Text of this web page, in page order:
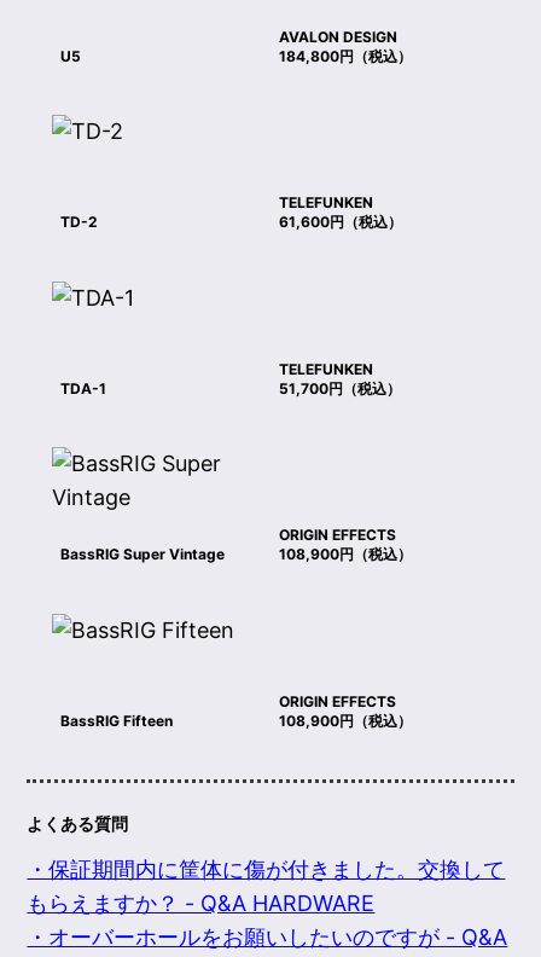
AVALON DESIGN
U5
184,800円（税込）
TELEFUNKEN
TD-2
61,600円（税込）
TELEFUNKEN
TDA-1
51,700円（税込）
ORIGIN EFFECTS
BassRIG Super Vintage
108,900円（税込）
ORIGIN EFFECTS
BassRIG Fifteen
108,900円（税込）
よくある質問
・保証期間内に筐体に傷が付きました。交換して
もらえますか？ - Q&A HARDWARE
・オーバーホールをお願いしたいのですが - Q&A